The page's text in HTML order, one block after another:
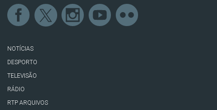
NOTÍCIAS
DESPORTO
TELEVISÃO
RÁDIO
RTP ARQUIVOS